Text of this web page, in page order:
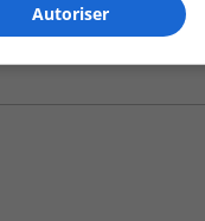
Autoriser